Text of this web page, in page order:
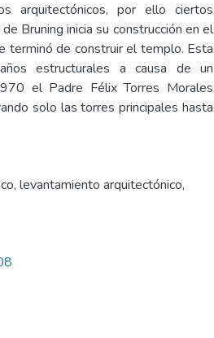
arquitectónicos, por ello ciertos
Bruning inicia su construcción en el
de construir el templo. Esta
estructurales a causa de un
el Padre Félix Torres Morales
solo las torres principales hasta
, levantamiento arquitectónico,